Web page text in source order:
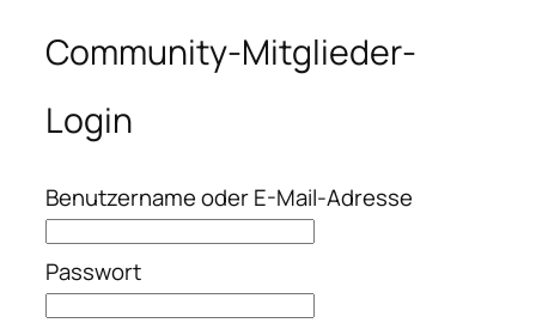
Community-Mitglieder-
Login
Benutzername oder E-Mail-Adresse
Passwort